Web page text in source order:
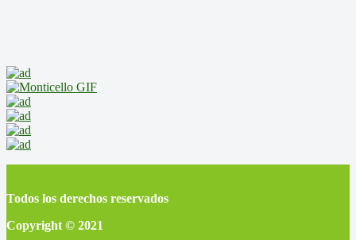
Todos los derechos reservados
Copyright © 2021